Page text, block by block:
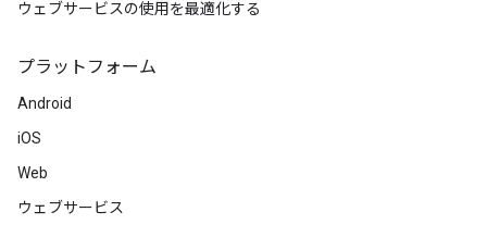
ウェブサービスの使用を最適化する
プラットフォーム
Android
iOS
Web
ウェブサービス